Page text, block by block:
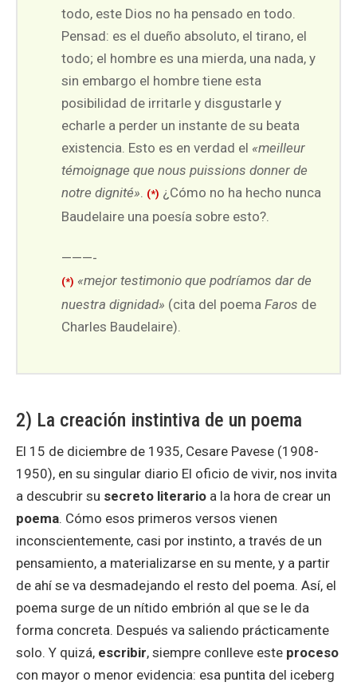
todo, este Dios no ha pensado en todo.
Pensad: es el dueño absoluto, el tirano, el
todo; el hombre es una mierda, una nada, y
sin embargo el hombre tiene esta
posibilidad de irritarle y disgustarle y
echarle a perder un instante de su beata
existencia. Esto es en verdad el «meilleur
témoignage que nous puissions donner de
notre dignité»
(*) ¿Cómo no ha hecho nunca
Baudelaire una poesía sobre esto?.
———-
(*) «mejor testimonio que podríamos dar de
nuestra dignidad» (cita del poema Faros de
Charles Baudelaire).
2) La creación instintiva de un poema
El 15 de diciembre de 1935, Cesare Pavese (1908-
1950), en su singular diario El oficio de vivir, nos invita
a descubrir su secreto literario a la hora de crear un
poema. Cómo esos primeros versos vienen
inconscientemente, casi por instinto, a través de un
pensamiento, a materializarse en su mente, y a partir
de ahí se va desmadejando el resto del poema. Así, el
poema surge de un nítido embrión al que se le da
forma concreta. Después va saliendo prácticamente
solo. Y quizá, escribir, siempre conlleve este proceso
con mayor o menor evidencia: esa puntita del iceberg